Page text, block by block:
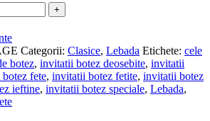
Categorii: Clasice, Lebada Etichete: cele
botez, invitatii botez deosebite, invitatii
fete, invitatii botez fetite, invitatii botez
ieftine, invitatii botez speciale, Lebada,